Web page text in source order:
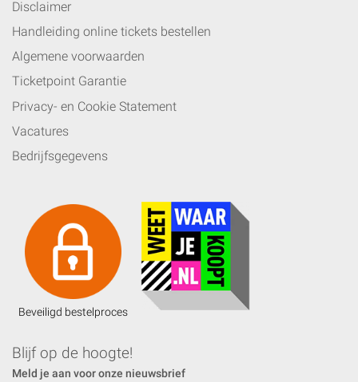
Disclaimer
Handleiding online tickets bestellen
Algemene voorwaarden
Ticketpoint Garantie
Privacy- en Cookie Statement
Vacatures
Bedrijfsgegevens
Beveiligd bestelproces
Blijf op de hoogte!
Meld je aan voor onze nieuwsbrief